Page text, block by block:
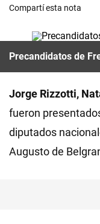
Compartí esta nota
Precandidatos de
Jorge Rizzotti,
fueron
diputados
Augusto de